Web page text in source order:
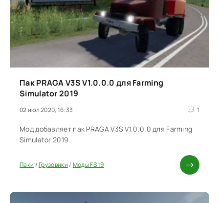
Пак PRAGA V3S V1.0.0.0 для Farming
Simulator 2019
02 июл 2020, 16:33 1
Мод добавляет пак PRAGA V3S V1.0.0.0 для Farming
Simulator 2019.
Паки /Грузовики/ Моды FS 19